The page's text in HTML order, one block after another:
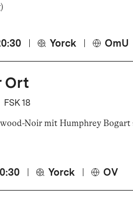
)
Yorck OmU
Ort
FSK 18
Noir mit Humphrey
Yorck OV